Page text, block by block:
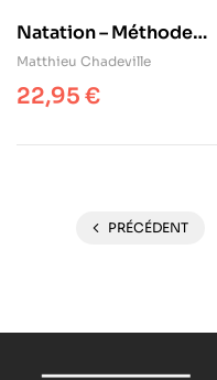
Natation – Méthode
d’entraînement pour
tous
Matthieu Chadeville
22,95 €
PRÉCÉDENT